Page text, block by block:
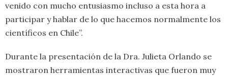
venido con mucho entusiasmo incluso a esta hora a
participar y hablar de lo que hacemos normalmente los
científicos en Chile”.
Durante la presentación de la Dra. Julieta Orlando se
mostraron herramientas interactivas que fueron muy